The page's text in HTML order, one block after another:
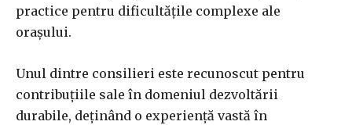
practice pentru dificultățile complexe ale
orașului.
Unul dintre consilieri este recunoscut pentru
contribuțiile sale în domeniul dezvoltării
durabile, deținând o experiență vastă în